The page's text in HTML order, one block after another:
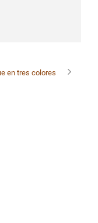
en tres colores